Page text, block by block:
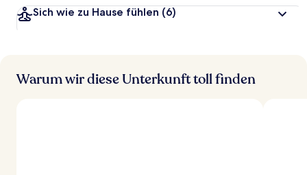
Sich wie zu Hause fühlen (6)
Warum wir diese Unterkunft toll finden